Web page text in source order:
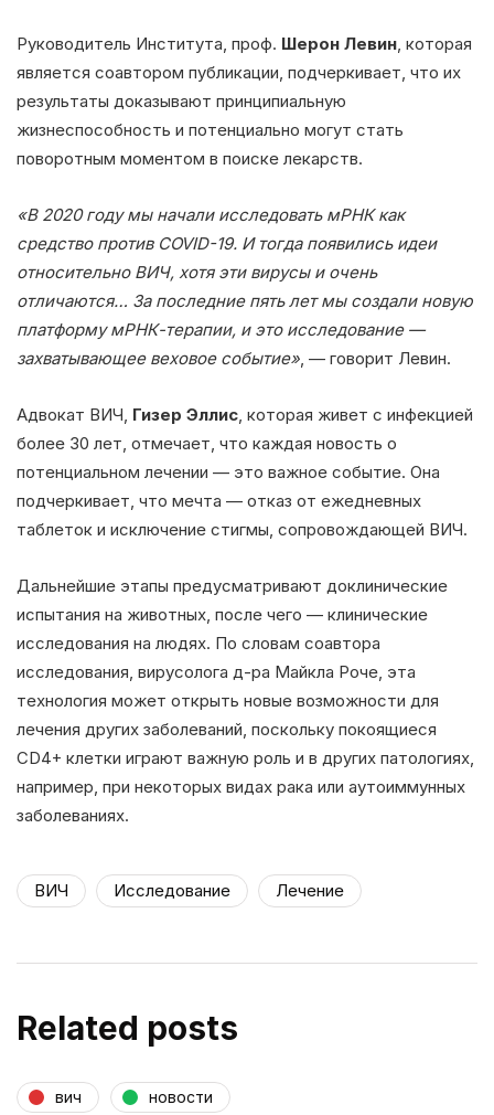
Руководитель Института, проф. Шерон Левин , которая
является соавтором публикации, подчеркивает, что их
результаты доказывают принципиальную
жизнеспособность и потенциально могут стать
поворотным моментом в поиске лекарств.
«В 2020 году мы начали исследовать мРНК как
средство против COVID-19. И тогда появились идеи
относительно ВИЧ, хотя эти вирусы и очень
отличаются… За последние пять лет мы создали новую
платформу мРНК-терапии, и это исследование —
захватывающее веховое событие» , — говорит Левин.
Адвокат ВИЧ, Гизер Эллис , которая живет с инфекцией
более 30 лет, отмечает, что каждая новость о
потенциальном лечении — это важное событие. Она
подчеркивает, что мечта — отказ от ежедневных
таблеток и исключение стигмы, сопровождающей ВИЧ.
Дальнейшие этапы предусматривают доклинические
испытания на животных, после чего — клинические
исследования на людях. По словам соавтора
исследования, вирусолога д-ра Майкла Роче, эта
технология может открыть новые возможности для
лечения других заболеваний, поскольку покоящиеся
CD4+ клетки играют важную роль и в других патологиях,
например, при некоторых видах рака или аутоиммунных
заболеваниях.
ВИЧ Исследование Лечение
Related posts
вич новости